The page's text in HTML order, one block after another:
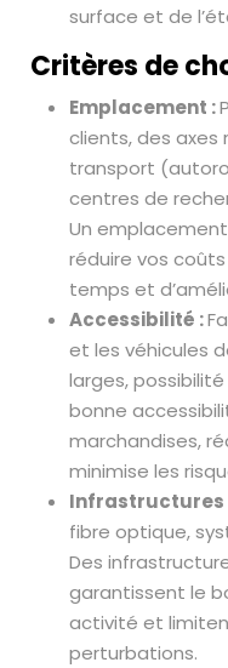
surface et de
Critères de
Emplacement :
clients, des axes
transport
centres de
Un
réduire vos
temps et
Accessibilité :
et les véhicules
larges,
bonne
marchandises,
minimise les
Infrastructures
fibre optique,
Des
garantissent le
activité et
perturbations.